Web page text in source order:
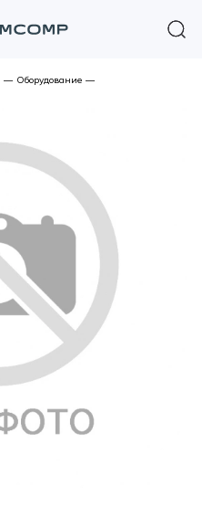
— Оборудование —